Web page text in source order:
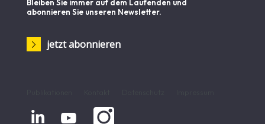
Bleiben Sie immer auf dem Laufenden und
abonnieren Sie unseren Newsletter.
jetzt abonnieren
 